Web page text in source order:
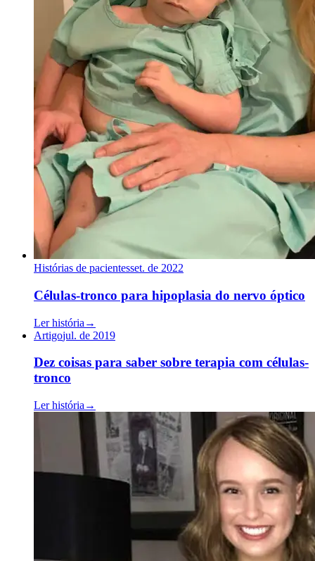
Histórias de pacientesset. de 2022
Células-tronco para hipoplasia do nervo óptico
Ler história →
Artigojul. de 2019
Dez coisas para saber sobre terapia com células-
tronco
Ler história →